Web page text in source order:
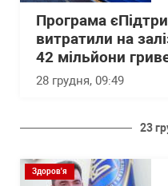
Програма
витратили на
42 мільйони
28 грудня, 09:49
23
Здоров'я